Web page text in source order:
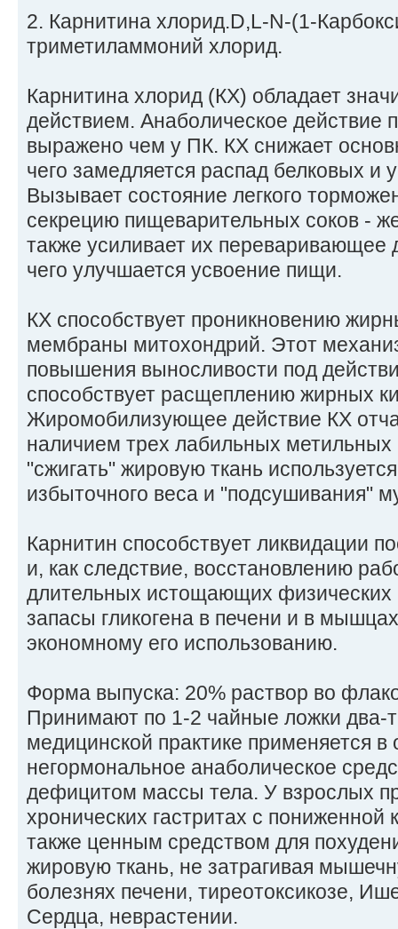
2. Карнитина хлорид.D,L-N-(1-
триметиламмоний хлорид.
Карнитина хлорид (КХ) обладает
действием. Анаболическое действие
выражено чем у ПК. КХ снижает
чего замедляется распад белковых и
Вызывает состояние легкого
секрецию пищеварительных соков -
также усиливает их переваривающее
чего улучшается усвоение пищи.
КХ способствует проникновению
мембраны митохондрий. Этот
повышения выносливости под
способствует расщеплению жирных
Жиромобилизующее действие КХ
наличием трех лабильных метильных
"сжигать" жировую ткань
избыточного веса и "подсушивания"
Карнитин способствует ликвидации
и, как следствие, восстановлению
длительных истощающих физических
запасы гликогена в печени и в
экономному его использованию.
Форма выпуска: 20% раствор во
Принимают по 1-2 чайные ложки два-
медицинской практике применяется в
негормональное анаболическое
дефицитом массы тела. У взрослых
хронических гастритах с пониженной
также ценным средством для
жировую ткань, не затрагивая
болезнях печени, тиреотоксикозе,
Сердца, неврастении.